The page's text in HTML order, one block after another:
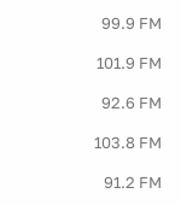
99.9 FM
101.9 FM
92.6 FM
103.8 FM
91.2 FM